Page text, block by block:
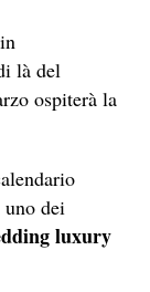
là del
ospiterà la
dei
luxury